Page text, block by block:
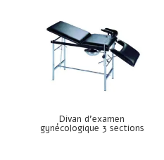
Divan d’examen
gynécologique 3 sections